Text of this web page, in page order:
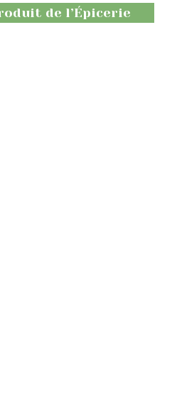
de l’Épicerie